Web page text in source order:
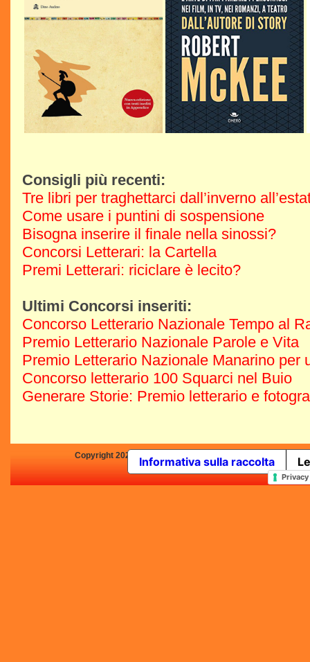
Consigli più recenti:
Tre libri per traghettarci dall’inverno
Come usare i puntini di sospensione
Bisogna inserire il finale nella sinossi?
Concorsi Letterari: la Cartella
Premi Letterari: riciclare è lecito?
Ultimi Concorsi inseriti:
Concorso Letterario Nazionale Tempo al
Premio Letterario Nazionale Parole e Vita
Premio Letterario Nazionale Manarino per
Concorso letterario 100 Squarci nel Buio
Generare Storie: Premio letterario e
Copyright 2025 by Concorsi-Letterari.it - P.IVA
In qualità di Affiliato
Informativa sulla raccolta